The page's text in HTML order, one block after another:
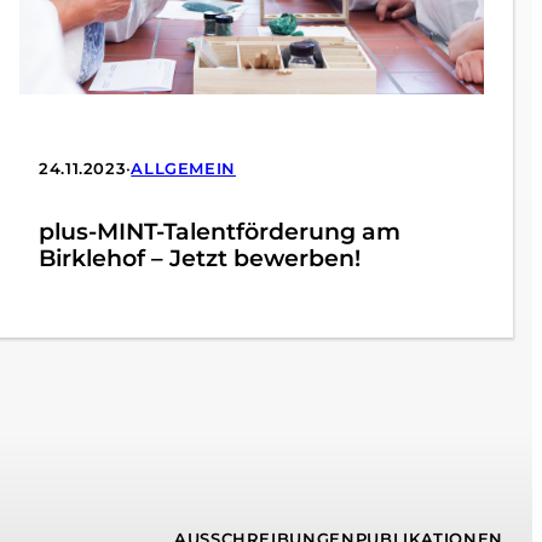
24.11.2023•ALLGEMEIN
plus-MINT-Talentförderung am
Birklehof – Jetzt bewerben!